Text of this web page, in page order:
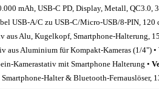
mAh, USB-C PD, Display, Metall, QC3.0,
USB-A/C zu USB-C/Micro-USB/8-PIN, 120
aus Alu, Kugelkopf, Smartphone-Halterung,
aus Aluminium für Kompakt-Kameras (1/4") •
Kamerastativ mit Smartphone Halterung •
Halter & Bluetooth-Fernauslöser,